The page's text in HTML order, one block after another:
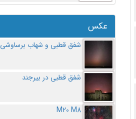
عکس
شفق قطبی و شهاب برساوشی
شفق قطبی در بیرجند
M20 M8